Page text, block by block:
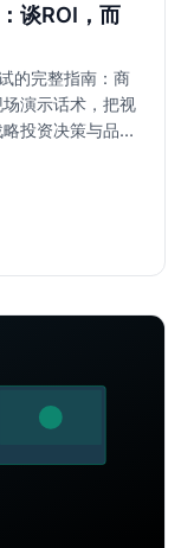
谈ROI，而
的完整指南：商
演示话术，把视
投资决策与品牌